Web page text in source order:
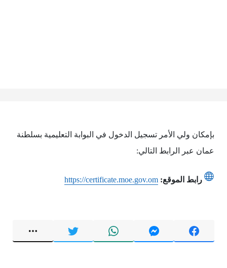
بإمكان ولي الأمر تسجيل الدخول في البوابة التعليمية بسلطنة
عمان عبر الرابط التالي:
رابط الموقع: https://certificate.moe.gov.om